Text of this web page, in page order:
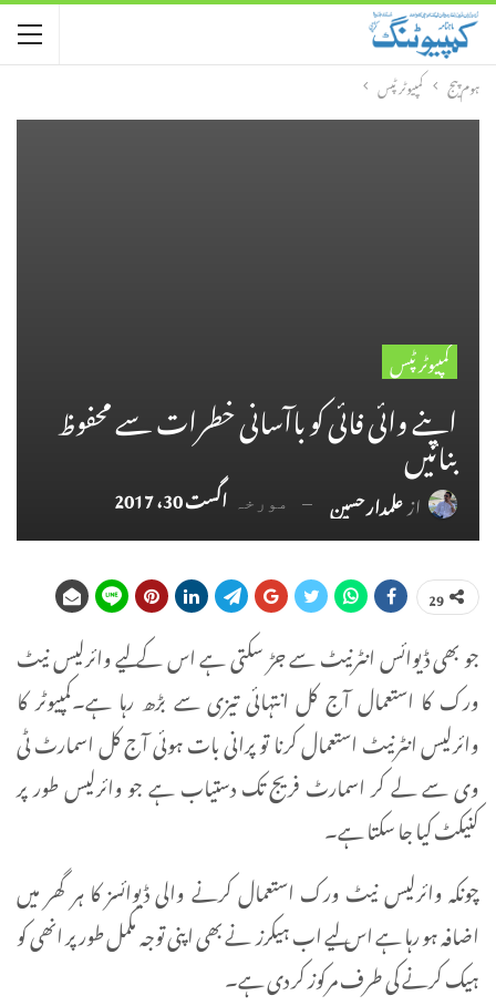
ہوم پیج کمپیوٹر ٹپس
کمپیوٹر ٹپس
اپنے وائی فائی کو باآسانی خطرات سے محفوظ
بنائیں
ازعلمدار حسین مورخہ اگست 30، 2017
29
جو بھی ڈیوائس انٹرنیٹ سے جڑ سکتی ہے اس کے لیے وائرلیس نیٹ
ورک کا استعمال آج کل انتہائی تیزی سے بڑھ رہا ہے۔کمپیوٹر کا
وائرلیس انٹرنیٹ استعمال کرنا تو پرانی بات ہوئی آج کل اسمارٹ ٹی
وی سے لے کر اسمارٹ فریج تک دستیاب ہے جو وائرلیس طور پر
کنیکٹ کیا جا سکتا ہے۔
چونکہ وائرلیس نیٹ ورک استعمال کرنے والی ڈیوائسز کا ہر گھر میں
اضافہ ہو رہا ہے اس لیے اب ہیکرز نے بھی اپنی توجہ مکمل طور پر انھی کو
ہیک کرنے کی طرف مرکوز کر دی ہے۔